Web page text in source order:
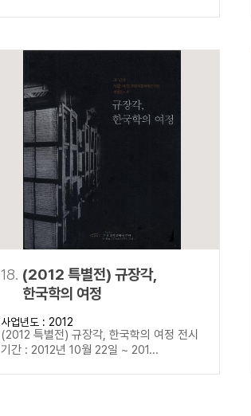
18. (2012 특별전) 규장각,
한국학의 여정
사업년도 : 2012
(2012 특별전) 규장각, 한국학의 여정 전시
기간 : 2012년 10월 22일 ~ 201...